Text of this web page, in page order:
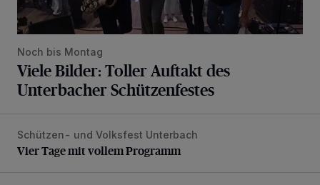
Noch bis Montag
Viele Bilder: Toller Auftakt des
Unterbacher Schützenfestes
Vier Tage mit vollem Programm
Schützen- und Volksfest Unterbach
Vier Tage mit vollem Programm